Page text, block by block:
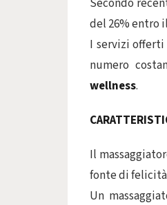
Secondo
del 26% entro
I servizi
numero
wellness.
Il
fonte di
Un